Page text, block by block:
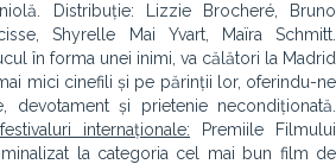
Distribuție: Lizzie Brocheré, Bruno
Shyrelle Mai Yvart, Maïra Schmitt.
în forma unei inimi, va călători la Madrid
mici cinefili și pe părinții lor, oferindu-ne
devotament și prietenie necondiționată.
internaționale: Premiile Filmului
la categoria cel mai bun film de